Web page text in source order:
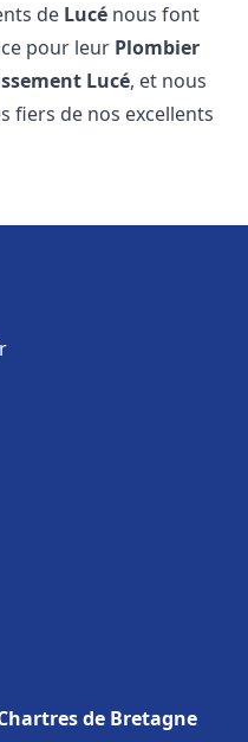
de Lucé nous font
pour leur Plombier
Lucé, et nous
fiers de nos excellents
de Bretagne